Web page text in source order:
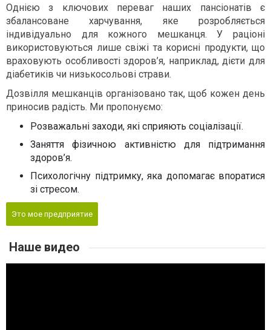
Однією з ключових переваг наших пансіонатів є
збалансоване харчування, яке розробляється
індивідуально для кожного мешканця. У раціоні
використовуються лише свіжі та корисні продукти, що
враховують особливості здоров’я, наприклад, дієти для
діабетиків чи низькосольові страви.
Дозвілля мешканців організовано так, щоб кожен день
приносив радість. Ми пропонуємо:
Розважальні заходи, які сприяють соціалізації.
Заняття фізичною активністю для підтримання
здоров’я.
Психологічну підтримку, яка допомагає впоратися
зі стресом.
Это мое предприятие
Наше видео